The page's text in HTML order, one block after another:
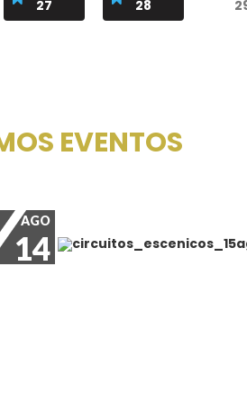
27 28
EVENTOS
14
AGO